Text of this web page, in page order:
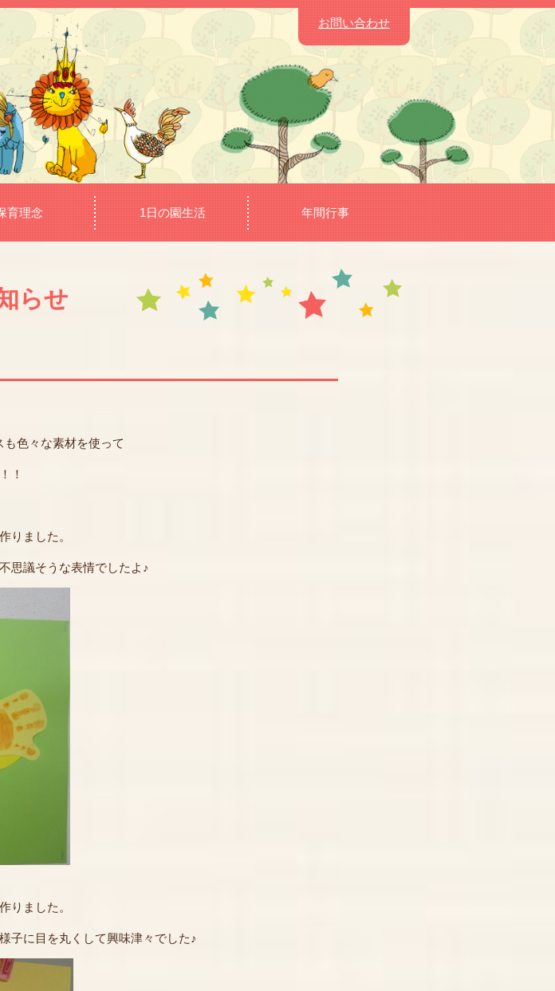
お問い合わせ
育理念 1日の園生活 年間行事
らせ
色々な素材を使って
！
りました。
思議そうな表情でしたよ♪
りました。
子に目を丸くして興味津々でした♪